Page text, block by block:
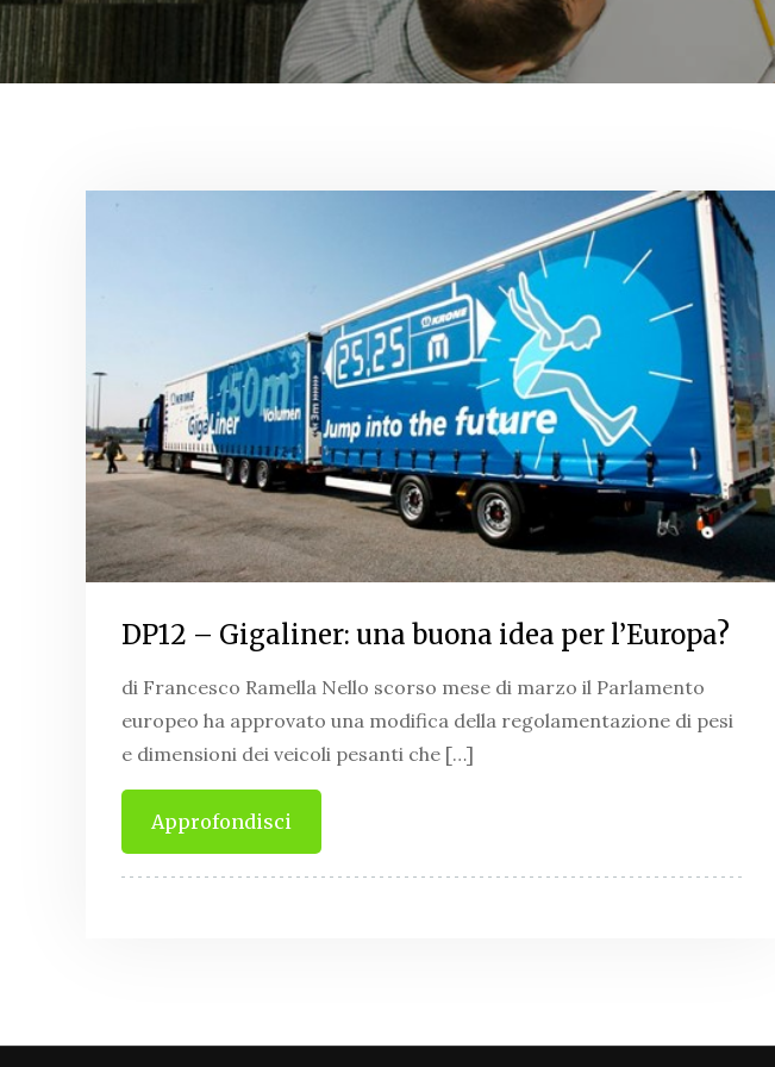
DP12 – Gigaliner: una buona idea per l’Europa?
di Francesco Ramella Nello scorso mese di marzo il Parlamento
europeo ha approvato una modifica della regolamentazione di pesi
e dimensioni dei veicoli pesanti che […]
Approfondisci